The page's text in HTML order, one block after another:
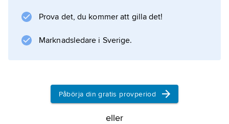
Information om artikeln
Prova det, du kommer att gilla det!
Marknadsledare i Sverige.
Påbörja din gratis provperiod
eller